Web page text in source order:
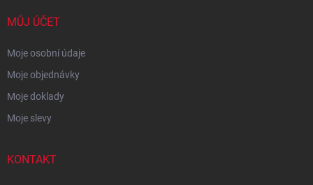
MŮJ ÚČET
Moje osobní údaje
Moje objednávky
Moje doklady
Moje slevy
KONTAKT